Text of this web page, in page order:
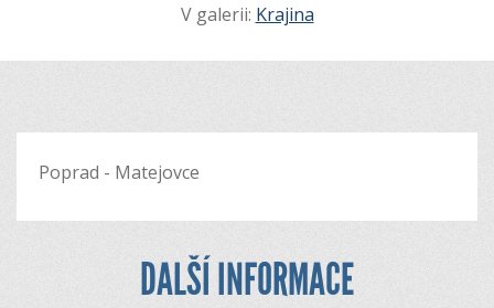
V galerii: Krajina
Poprad - Matejovce
DALŠÍ INFORMACE